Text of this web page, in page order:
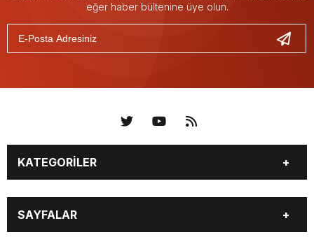
eğer haber bültenine üye olun.
KATEGORİLER
KÜNYE BİZE ULAŞIN
SAYFALAR